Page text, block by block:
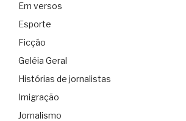
Em versos
Esporte
Ficção
Geléia Geral
Histórias de jornalistas
Imigração
Jornalismo